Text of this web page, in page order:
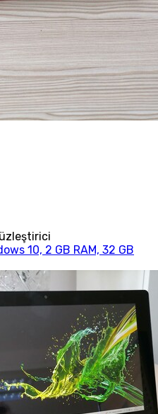
10, 2 GB RAM, 32 GB